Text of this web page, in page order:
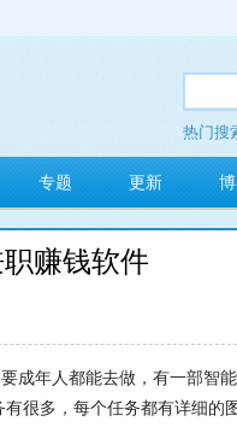
热门搜
多玩
专题 更新
赚钱软件
成年人都能去做，有一部智
很多，每个任务都有详细的